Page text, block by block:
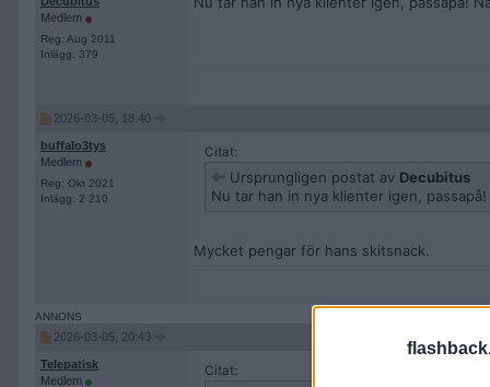
Medlem
Reg: Aug 2011
Inlägg: 379
2026-03-05, 18:40
buffalo3tys
Medlem
Reg: Okt 2021
Inlägg: 2 210
Citat:
Ursprungligen postat av Decubitus
Nu tar han in nya klienter igen,
Mycket pengar för hans skitsnack.
2026-03-05, 20:43
Telepatisk
Medlem
Citat: